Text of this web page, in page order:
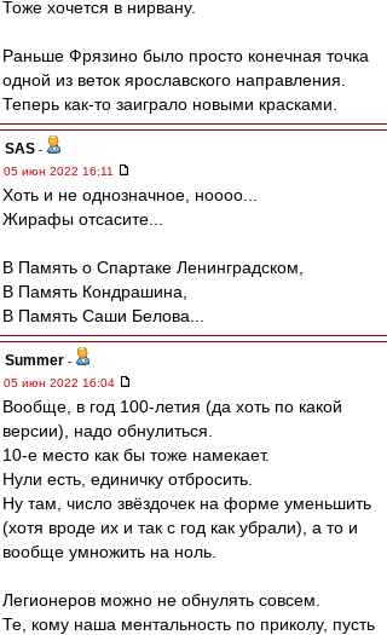
Тоже хочется в нирвану.
Раньше Фрязино было просто конечная точка
одной из веток ярославского направления.
Теперь как-то заиграло новыми красками.
SAS -
05 июн 2022 16:11
Хоть и не однозначное, ноооо...
Жирафы отсасите...
В Память о Спартаке Ленинградском,
В Память Кондрашина,
В Память Саши Белова...
Summer -
05 июн 2022 16:04
Вообще, в год 100-летия (да хоть по какой
версии), надо обнулиться.
10-е место как бы тоже намекает.
Нули есть, единичку отбросить.
Ну там, число звёздочек на форме уменьшить
(хотя вроде их и так с год как убрали), а то и
вообще умножить на ноль.
Легионеров можно не обнулять совсем.
Те, кому наша ментальность по приколу, пусть